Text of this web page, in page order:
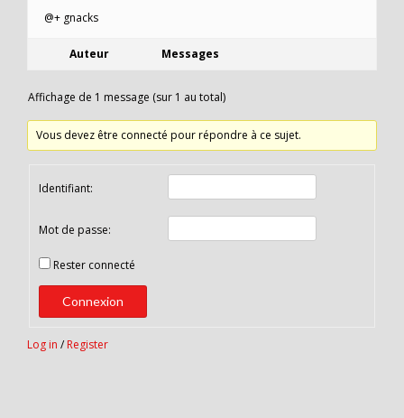
@+ gnacks
Auteur Messages
Affichage de 1 message (sur 1 au total)
Vous devez être connecté pour répondre à ce sujet.
Identifiant:
Mot de passe:
Rester connecté
Connexion
Log in / Register